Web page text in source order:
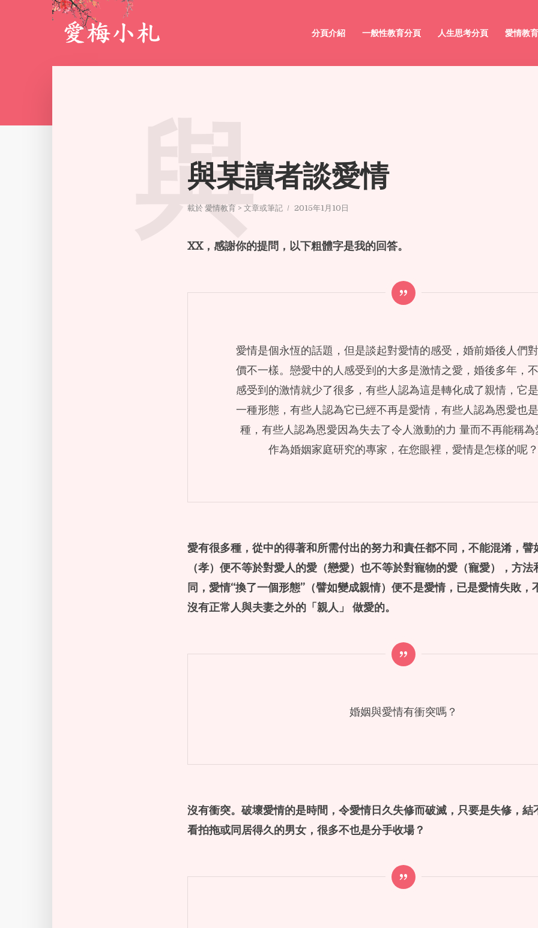
分頁介紹 一般性教育分頁 人生思考分頁 愛情教
與某讀者談愛情
載於 愛情教育 > 文章或筆記 2015年1月10日
與
XX，感謝你的提問，以下粗體字是我的回答。
愛情是個永恆的話題，但是談起對愛情的感受，婚前婚後人們
價不一樣。戀愛中的人感受到的大多是激情之愛，婚後多年，
感受到的激情就少了很多，有些人認為這是轉化成了親情，它
一種形態，有些人認為它已經不再是愛情，有些人認為恩愛也
種，有些人認為恩愛因為失去了令人激動的力 量而不再能稱為
作為婚姻家庭研究的專家，在您眼裡，愛情是怎樣的呢？
愛有很多種，從中的得著和所需付出的努力和責任都不同，不能混淆，譬
（孝）便不等於對愛人的愛（戀愛）也不等於對寵物的愛（寵愛），方法
同，愛情“換了一個形態”（譬如變成親情）便不是愛情，已是愛情失敗，
沒有正常人與夫妻之外的「 親人 」 做愛的。
婚姻與愛情有衝突嗎？
沒有衝突。破壞愛情的是時間，令愛情日久失修而破滅，只要是失修，結
看拍拖或同居得久的男女，很多不也是分手收場？